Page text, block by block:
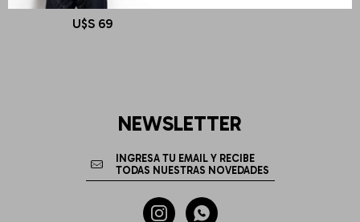
S/S Pocket T-Shirt
U$S 69
NEWSLETTER
 